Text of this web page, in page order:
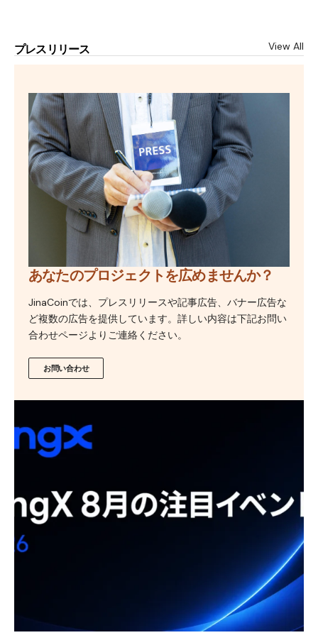
プレスリリース View All
あなたのプロジェクトを広めませんか？
JinaCoinでは、プレスリリースや記事広告、バナー広告な
ど複数の広告を提供しています。詳しい内容は下記お問い
合わせページよりご連絡ください。
お問い合わせ